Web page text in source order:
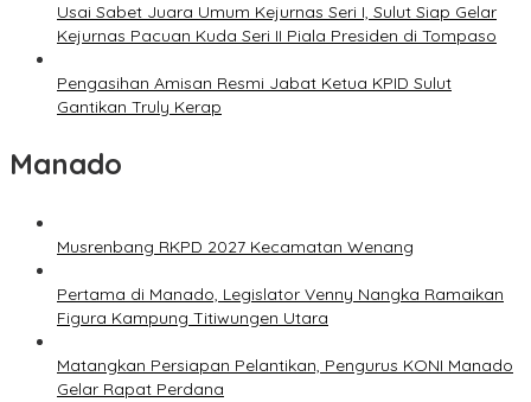
Usai Sabet Juara Umum Kejurnas Seri I, Sulut Siap Gelar
Kejurnas Pacuan Kuda Seri II Piala Presiden di Tompaso
Pengasihan Amisan Resmi Jabat Ketua KPID Sulut
Gantikan Truly Kerap
Manado
Musrenbang RKPD 2027 Kecamatan Wenang
Pertama di Manado, Legislator Venny Nangka Ramaikan
Figura Kampung Titiwungen Utara
Matangkan Persiapan Pelantikan, Pengurus KONI Manado
Gelar Rapat Perdana